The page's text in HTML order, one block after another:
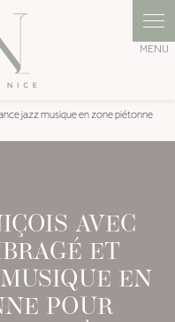
jazz musique en zone piétonne
AVEC
ET
EN
POUR